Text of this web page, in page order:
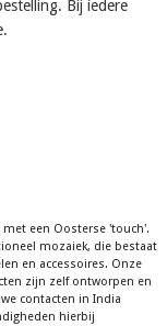
Bij iedere
een Oosterse 'touch'.
mozaiek, die bestaat
en accessoires. Onze
zijn zelf ontworpen en
contacten in India
hierbij